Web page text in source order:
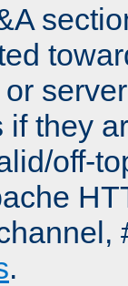
if they
off-
.